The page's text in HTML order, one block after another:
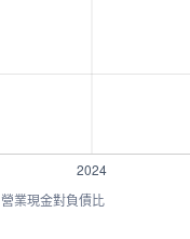
營業現金對負債比